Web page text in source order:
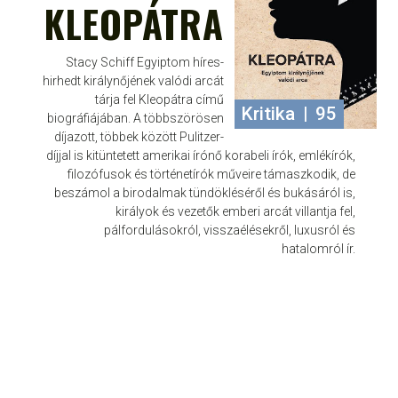
Kritika | 95
KLEOPÁTRA
Stacy Schiff Egyiptom híres-
hirhedt királynőjének valódi arcát
tárja fel Kleopátra című
biográfiájában. A többszörösen
díjazott, többek között Pulitzer-
díjjal is kitüntetett amerikai írónő korabeli írók, emlékírók,
filozófusok és történetírók műveire támaszkodik, de
beszámol a birodalmak tündökléséről és bukásáról is,
királyok és vezetők emberi arcát villantja fel,
pálfordulásokról, visszaélésekről, luxusról és
hatalomról ír.